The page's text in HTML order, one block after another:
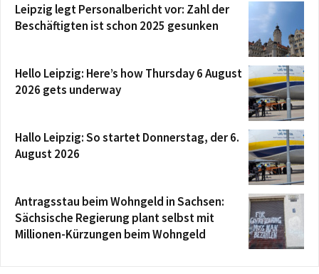
Leipzig legt Personalbericht vor: Zahl der
Beschäftigten ist schon 2025 gesunken
Hello Leipzig: Here’s how Thursday 6 August
2026 gets underway
Hallo Leipzig: So startet Donnerstag, der 6.
August 2026
Antragsstau beim Wohngeld in Sachsen:
Sächsische Regierung plant selbst mit
Millionen-Kürzungen beim Wohngeld